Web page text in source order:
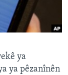
ya
ya pêzanînên